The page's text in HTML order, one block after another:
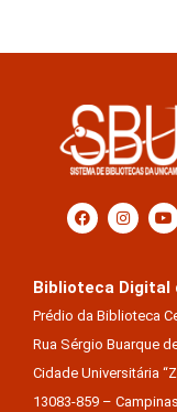
Biblioteca Digital
Prédio da Biblioteca
Rua Sérgio Buarque
Cidade Universitária
13083-859 –